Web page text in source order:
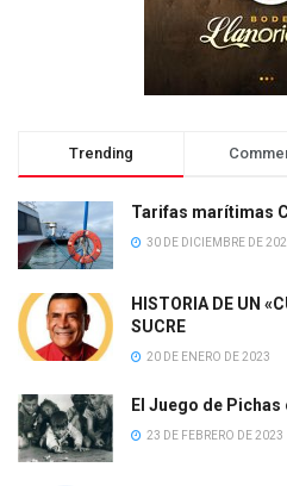
Trending
Tarifas marítimas
30 DE DICIEMBRE DE
HISTORIA DE UN
SUCRE
20 DE ENERO DE 2023
El Juego de
23 DE FEBRERO DE 2023